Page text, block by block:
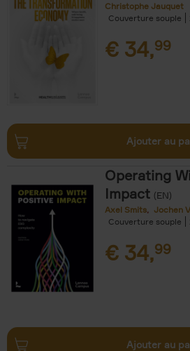
Christophe Jauquet
Couverture souple
€ 34,99
Ajouter au
Operating
Impact (EN)
Axel Smits
Jochen
Couverture souple
€ 34,99
Ajouter au